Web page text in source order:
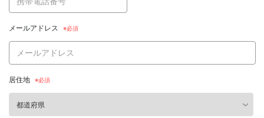
メールアドレス
居住地